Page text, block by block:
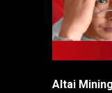
Altai